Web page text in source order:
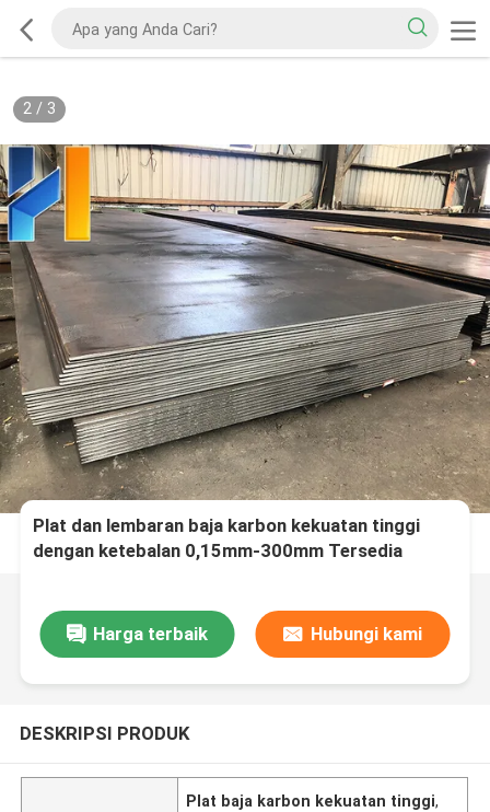
2/ 3
Plat dan lembaran baja karbon kekuatan tinggi
dengan ketebalan 0,15mm-300mm Tersedia
Harga terbaik Hubungi kami
DESKRIPSI PRODUK
Plat baja karbon kekuatan tinggi,